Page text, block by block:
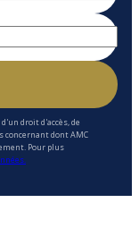
droit d'accès, de
concernant dont AMC
Pour plus